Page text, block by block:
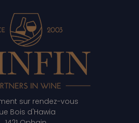
sur rendez-vous
Bois d'Hawia